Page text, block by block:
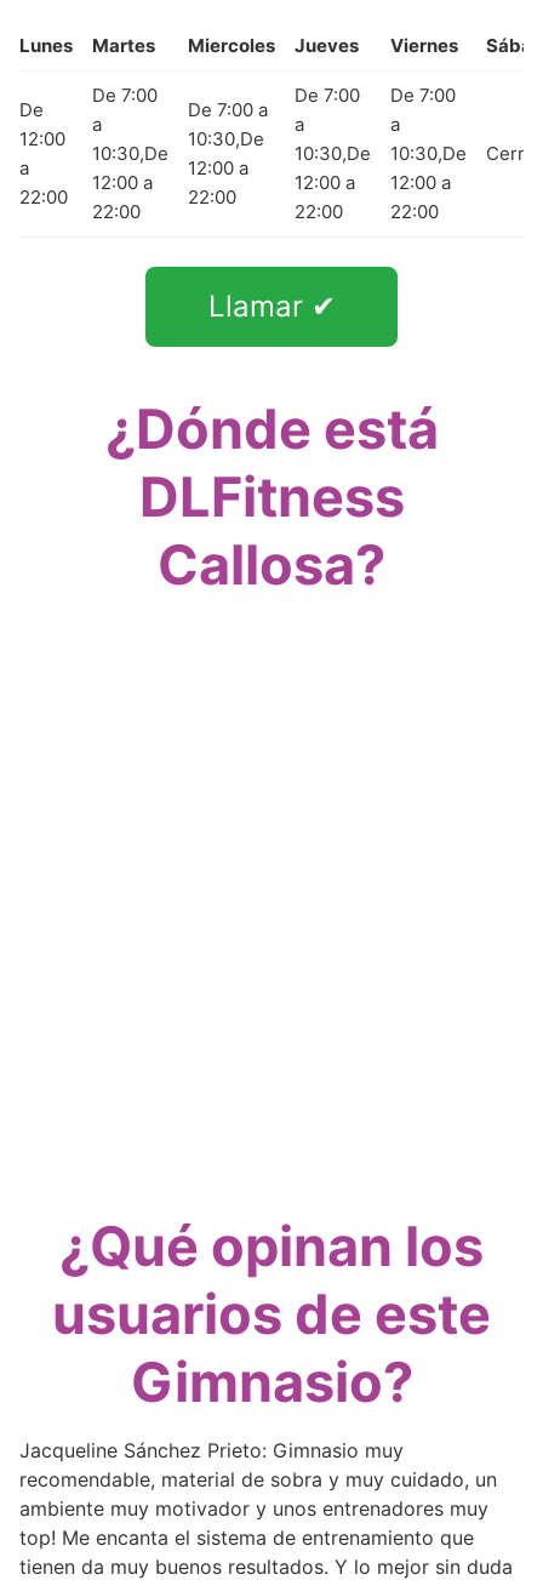
Lunes Martes Miercoles Jueves Viernes
De
12:00
a
22:00
De 7:00
a
10:30,De
12:00 a
22:00
De 7:00 a
10:30,De
12:00 a
22:00
De 7:00
a
10:30,De
12:00 a
22:00
De 7:00
a
10:30,De
12:00 a
22:00
Llamar ✔
¿Dónde está
DLFitness
Callosa?
¿Qué opinan los
usuarios de este
Gimnasio?
Jacqueline Sánchez Prieto: Gimnasio muy
recomendable, material de sobra y muy cuidado, un
ambiente muy motivador y unos entrenadores muy
top! Me encanta el sistema de entrenamiento que
tienen da muy buenos resultados. Y lo mejor sin duda